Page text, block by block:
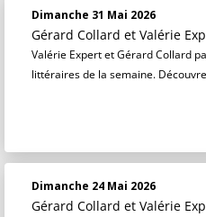
Dimanche 31 Mai 2026
Gérard Collard et Valérie
Valérie Expert et Gérard Collard
littéraires de la semaine.
Dimanche 24 Mai 2026
Gérard Collard et Valérie